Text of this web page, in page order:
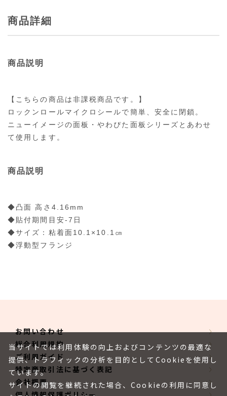
商品詳細
商品説明
【こちらの商品は非課税商品です。】
ロックンロールマイクロシールで簡単、安全に閉鎖。
ニューイメージの面板・やわぴた面板シリーズとあわせ
て使用します。
商品説明
◆凸面 高さ4.16mm
◆貼付期間目安-7日
◆サイズ：粘着面10.1×10.1㎝
◆浮動型フランジ
お問い合わせ
総合利用規約
ご利用ガイド
特定商取引法に基づく表記
会社概要
当サイトでは利用体験の向上およびコンテンツの最適な
提供、トラフィックの分析を目的としてCookieを使用し
ています。
サイトの閲覧を継続された場合、Cookieの利用に同意し